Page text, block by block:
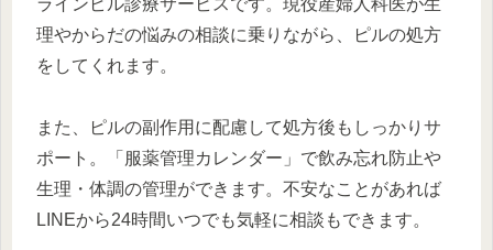
理やからだの悩みの相談に乗りながら、ピルの処方
をしてくれます。
また、ピルの副作用に配慮して処方後もしっかりサ
ポート。「服薬管理カレンダー」で飲み忘れ防止や
生理・体調の管理ができます。不安なことがあれば
LINEから24時間いつでも気軽に相談もできます。